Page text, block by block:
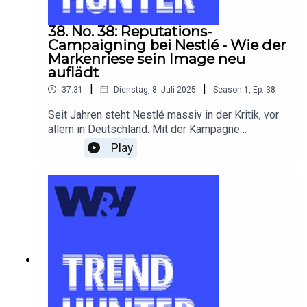
38. No. 38: Reputations-
Campaigning bei Nestlé - Wie der
Markenriese sein Image neu
auflädt
37:31 | Dienstag, 8. Juli 2025 | Season 1 , Ep. 38
Seit Jahren steht Nestlé massiv in der Kritik, vor
allem in Deutschland. Mit der Kampagne
#UnterwegsNachBesser versucht das
Unternehmen, verloren gegangenes Vertrauen
zurückzugewinnen – nicht mit Imagepolitur,
sondern mit offenen Worten und konkreten
Projekten.Im dieser Podcastfolge des W&V
Trendhunter spricht Christiane Treckmann von der
Clas Dammann von Nestlé darüber, wie sich
Reputationsarbeit heute gestalten lässt –
jenseits klassischer PR. Was bringt ein
dokumentarischer Ansatz? Wann wirkt
Play